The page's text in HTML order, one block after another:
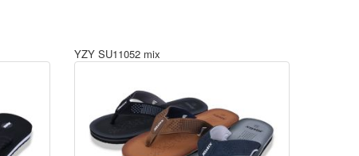
YZY SU11052 mix